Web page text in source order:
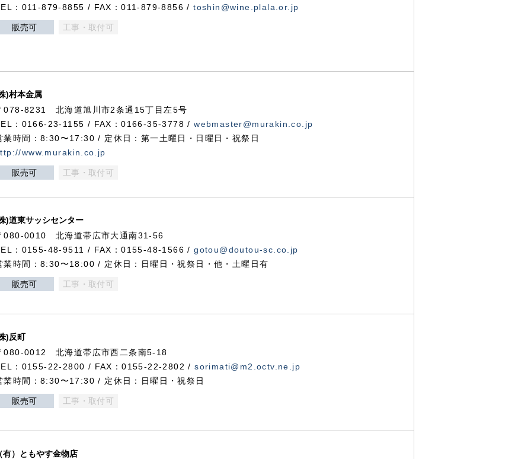
：011-879-8855 / FAX：011-879-8856 /toshin@wine.plala.or.jp
販売可 工事・取付可
)村本金属
078-8231 北海道旭川市2条通15丁目左5号
：0166-23-1155 / FAX：0166-35-3778 /webmaster@murakin.co.jp
業時間：8:30〜17:30 / 定休日：第一土曜日・日曜日・祝祭日
www.murakin.co.jp
販売可 工事・取付可
)道東サッシセンター
080-0010 北海道帯広市大通南31-56
：0155-48-9511 / FAX：0155-48-1566 /gotou@doutou-sc.co.jp
業時間：8:30〜18:00 / 定休日：日曜日・祝祭日・他・土曜日有
販売可 工事・取付可
)反町
080-0012 北海道帯広市西二条南5-18
：0155-22-2800 / FAX：0155-22-2802 /sorimati@m2.octv.ne.jp
業時間：8:30〜17:30 / 定休日：日曜日・祝祭日
販売可 工事・取付可
有）ともやす金物店